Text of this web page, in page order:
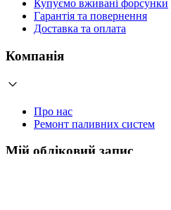
Купуємо вживані форсунки
Гарантія та повернення
Доставка та оплата
Компанія
Про нас
Ремонт паливних систем
Мій обліковий запис